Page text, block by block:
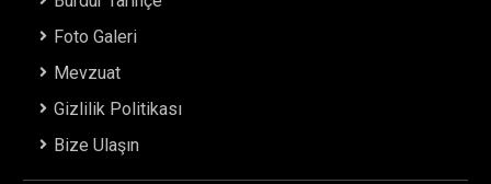
Foto Galeri
Mevzuat
Gizlilik Politikası
Bize Ulaşın